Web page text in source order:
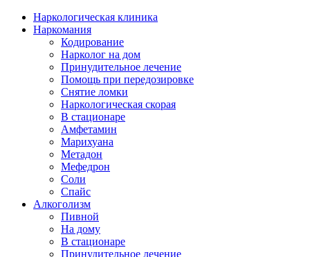
Наркологическая клиника
Наркомания
Кодирование
Нарколог на дом
Принудительное лечение
Помощь при передозировке
Снятие ломки
Наркологическая скорая
В стационаре
Амфетамин
Марихуана
Метадон
Мефедрон
Соли
Спайс
Алкоголизм
Пивной
На дому
В стационаре
Принудительное лечение